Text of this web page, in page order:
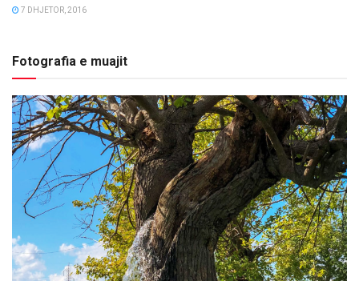
7 DHJETOR, 2016
Fotografia e muajit